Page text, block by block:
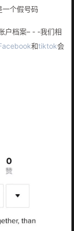
一个假号码
户档案– - -我们相
和tiktok会